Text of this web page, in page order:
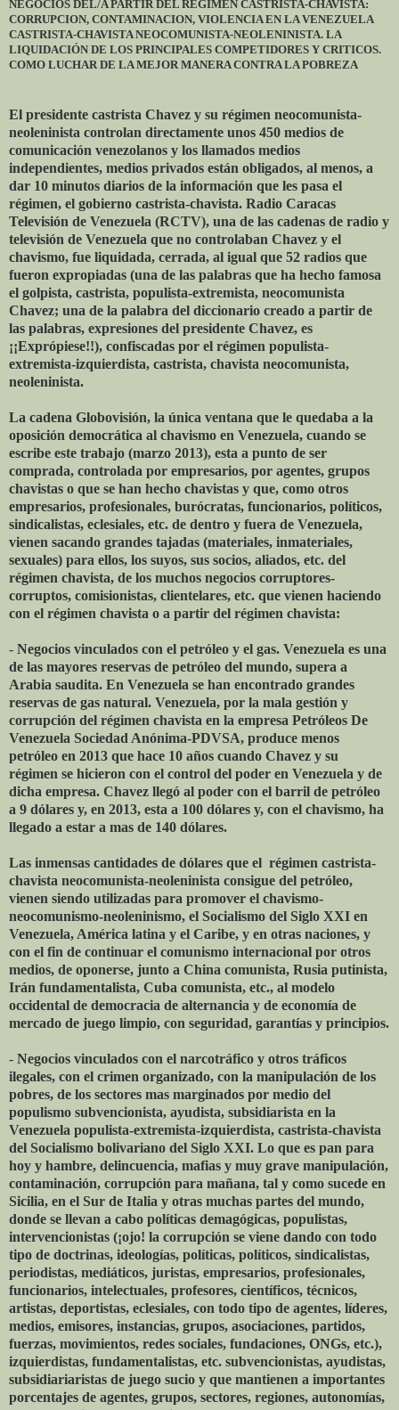
NEGOCIOS DEL/A PARTIR DEL REGIMEN CASTRISTA-CHAVISTA:
CORRUPCION, CONTAMINACION, VIOLENCIA EN LA VENEZUELA
CASTRISTA-CHAVISTA NEOCOMUNISTA-NEOLENINISTA. LA
LIQUIDACIÓN DE LOS PRINCIPALES COMPETIDORES Y CRITICOS.
COMO LUCHAR DE LA MEJOR MANERA CONTRA LA POBREZA
El presidente castrista Chavez y su régimen neocomunista-
neoleninista controlan directamente unos 450 medios de
comunicación venezolanos y los llamados medios
independientes, medios privados están obligados, al menos, a
dar 10 minutos diarios de la información que les pasa el
régimen, el gobierno castrista-chavista. Radio Caracas
Televisión de Venezuela (RCTV), una de las cadenas de radio y
televisión de Venezuela que no controlaban Chavez y el
chavismo, fue liquidada, cerrada, al igual que 52 radios que
fueron expropiadas (una de las palabras que ha hecho famosa
el golpista, castrista, populista-extremista, neocomunista
Chavez; una de la palabra del diccionario creado a partir de
las palabras, expresiones del presidente Chavez, es
¡¡Exprópiese!!), confiscadas por el régimen populista-
extremista-izquierdista, castrista, chavista neocomunista,
neoleninista.
La cadena Globovisión, la única ventana que le quedaba a la
oposición democrática al chavismo en Venezuela, cuando se
escribe este trabajo (marzo 2013), esta a punto de ser
comprada, controlada por empresarios, por agentes, grupos
chavistas o que se han hecho chavistas y que, como otros
empresarios, profesionales, burócratas, funcionarios, políticos,
sindicalistas, eclesiales, etc. de dentro y fuera de Venezuela,
vienen sacando grandes tajadas (materiales, inmateriales,
sexuales) para ellos, los suyos, sus socios, aliados, etc. del
régimen chavista, de los muchos negocios corruptores-
corruptos, comisionistas, clientelares, etc. que vienen haciendo
con el régimen chavista o a partir del régimen chavista:
- Negocios vinculados con el petróleo y el gas. Venezuela es una
de las mayores reservas de petróleo del mundo, supera a
Arabia saudita. En Venezuela se han encontrado grandes
reservas de gas natural. Venezuela, por la mala gestión y
corrupción del régimen chavista en la empresa Petróleos De
Venezuela Sociedad Anónima-PDVSA, produce menos
petróleo en 2013 que hace 10 años cuando Chavez y su
régimen se hicieron con el control del poder en Venezuela y de
dicha empresa. Chavez llegó al poder con el barril de petróleo
a 9 dólares y, en 2013, esta a 100 dólares y, con el chavismo, ha
llegado a estar a mas de 140 dólares.
Las inmensas cantidades de dólares que el régimen castrista-
chavista neocomunista-neoleninista consigue del petróleo,
vienen siendo utilizadas para promover el chavismo-
neocomunismo-neoleninismo, el Socialismo del Siglo XXI en
Venezuela, América latina y el Caribe, y en otras naciones, y
con el fin de continuar el comunismo internacional por otros
medios, de oponerse, junto a China comunista, Rusia putinista,
Irán fundamentalista, Cuba comunista, etc., al modelo
occidental de democracia de alternancia y de economía de
mercado de juego limpio, con seguridad, garantías y principios.
- Negocios vinculados con el narcotráfico y otros tráficos
ilegales, con el crimen organizado, con la manipulación de los
pobres, de los sectores mas marginados por medio del
populismo subvencionista, ayudista, subsidiarista en la
Venezuela populista-extremista-izquierdista, castrista-chavista
del Socialismo bolivariano del Siglo XXI. Lo que es pan para
hoy y hambre, delincuencia, mafias y muy grave manipulación,
contaminación, corrupción para mañana, tal y como sucede en
Sicilia, en el Sur de Italia y otras muchas partes del mundo,
donde se llevan a cabo políticas demagógicas, populistas,
intervencionistas (¡ojo! la corrupción se viene dando con todo
tipo de doctrinas, ideologías, políticas, políticos, sindicalistas,
periodistas, mediáticos, juristas, empresarios, profesionales,
funcionarios, intelectuales, profesores, científicos, técnicos,
artistas, deportistas, eclesiales, con todo tipo de agentes, líderes,
medios, emisores, instancias, grupos, asociaciones, partidos,
fuerzas, movimientos, redes sociales, fundaciones, ONGs, etc.),
izquierdistas, fundamentalistas, etc. subvencionistas, ayudistas,
subsidiariaristas de juego sucio y que mantienen a importantes
porcentajes de agentes, grupos, sectores, regiones, autonomías,